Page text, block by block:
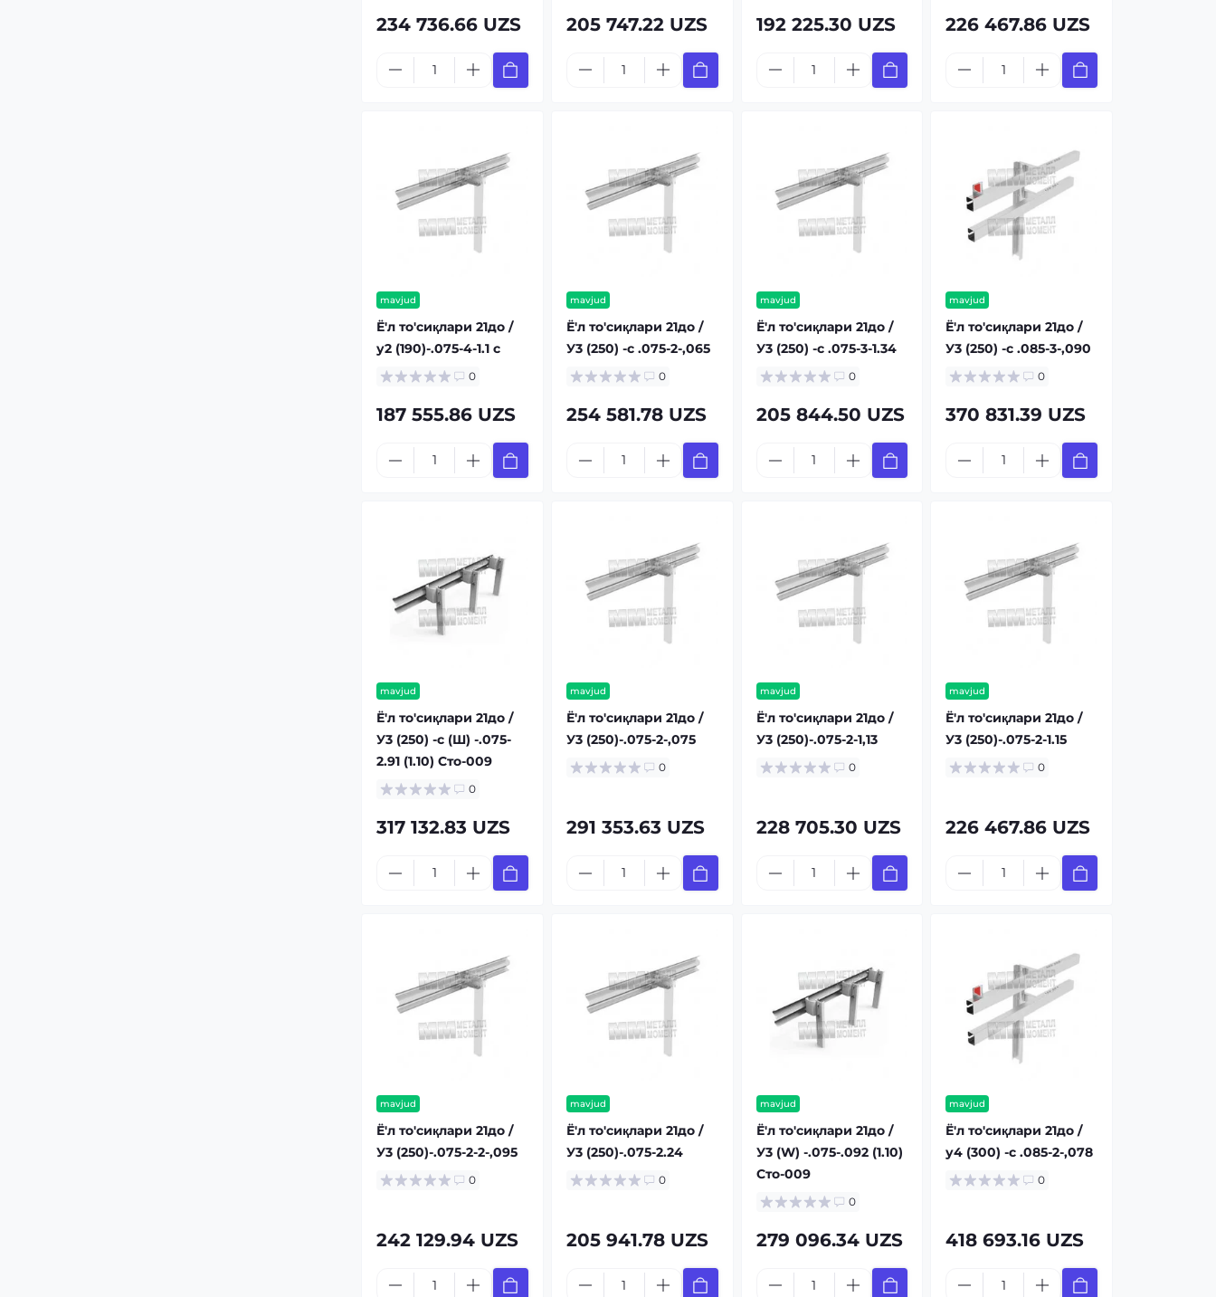
234 736.66 UZS 205 747.22 UZS 192 225.30 UZS 226 467.86 UZS
mavjud
Ё'л то'сиқлари 21до /
у2 (190)-.075-4-1.1 с
0
187 555.86 UZS
mavjud
Ё'л то'сиқлари 21до /
У3 (250) -c .075-2-,065
0
254 581.78 UZS
mavjud
Ё'л то'сиқлари 21до /
У3 (250) -c .075-3-1.34
0
205 844.50 UZS
mavjud
Ё'л то'сиқлари 21до /
У3 (250) -c .085-3-,090
0
370 831.39 UZS
mavjud
Ё'л то'сиқлари 21до /
У3 (250) -с (Ш) -.075-
2.91 (1.10) Сто-009
0
317 132.83 UZS
mavjud
Ё'л то'сиқлари 21до /
У3 (250)-.075-2-,075
0
291 353.63 UZS
mavjud
Ё'л то'сиқлари 21до /
У3 (250)-.075-2-1,13
0
228 705.30 UZS
mavjud
Ё'л то'сиқлари 21до /
У3 (250)-.075-2-1.15
0
226 467.86 UZS
mavjud
Ё'л то'сиқлари 21до /
У3 (250)-.075-2-2-,095
0
242 129.94 UZS
mavjud
Ё'л то'сиқлари 21до /
У3 (250)-.075-2.24
0
205 941.78 UZS
mavjud
Ё'л то'сиқлари 21до /
У3 (W) -.075-.092 (1.10)
Сто-009
0
279 096.34 UZS
mavjud
Ё'л то'сиқлари 21до /
у4 (300) -с .085-2-,078
0
418 693.16 UZS